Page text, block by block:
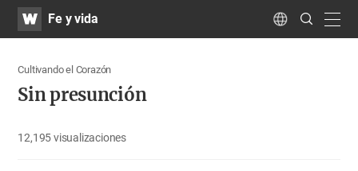
WATVFe y vida Language
Search
Submit
Cultivando el Corazón
Sin presunción
12,195visualizaciones